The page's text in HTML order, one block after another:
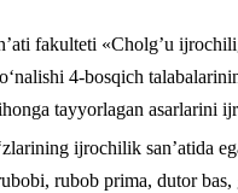
fakulteti «Cholg’u
4-bosqich
tayyorlagan asarlarini
ijrochilik san’atida
rubob prima, dutor